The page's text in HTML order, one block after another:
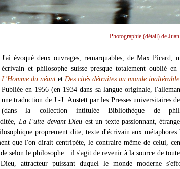
Photographie (détail) de
J'ai évoqué deux ouvrages, remarquables, de Max Picard,
écrivain et philosophe suisse presque totalement oublié en
L'Homme du néant et Des cités détruites au monde inaltérable
Publiée en 1956 (en 1934 dans sa langue originale,
une traduction de J.-J. Anstett par les Presses universitaires
(dans la collection intitulée Bibliothèque de
La Fuite devant Dieu est un texte passionnant,
proprement dite, texte d'écrivain aux métaphores
que l'on dirait centripète, le contraire même de celui,
selon le philosophe : il s'agit de revenir à la source de
attracteur puissant duquel le monde moderne